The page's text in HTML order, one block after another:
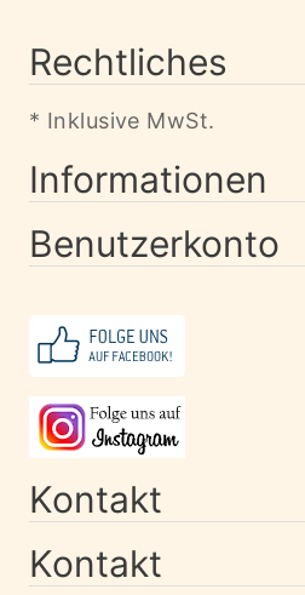
Rechtliches
* Inklusive MwSt.
Informationen
Benutzerkonto
Kontakt
Kontakt